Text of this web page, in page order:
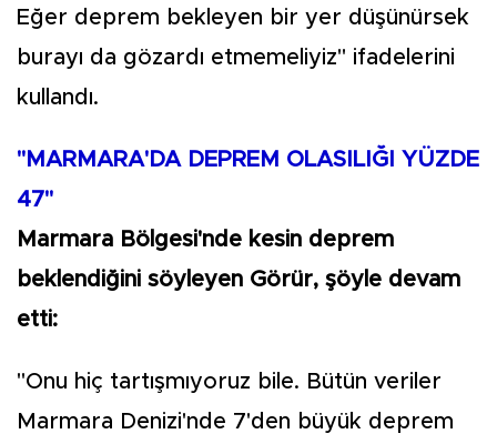
Eğer deprem bekleyen bir yer düşünürsek
burayı da gözardı etmemeliyiz" ifadelerini
kullandı.
"MARMARA'DA DEPREM OLASILIĞI YÜZDE
47"
Marmara Bölgesi'nde kesin deprem
beklendiğini söyleyen Görür, şöyle devam
etti:
"Onu hiç tartışmıyoruz bile. Bütün veriler
Marmara Denizi'nde 7'den büyük deprem